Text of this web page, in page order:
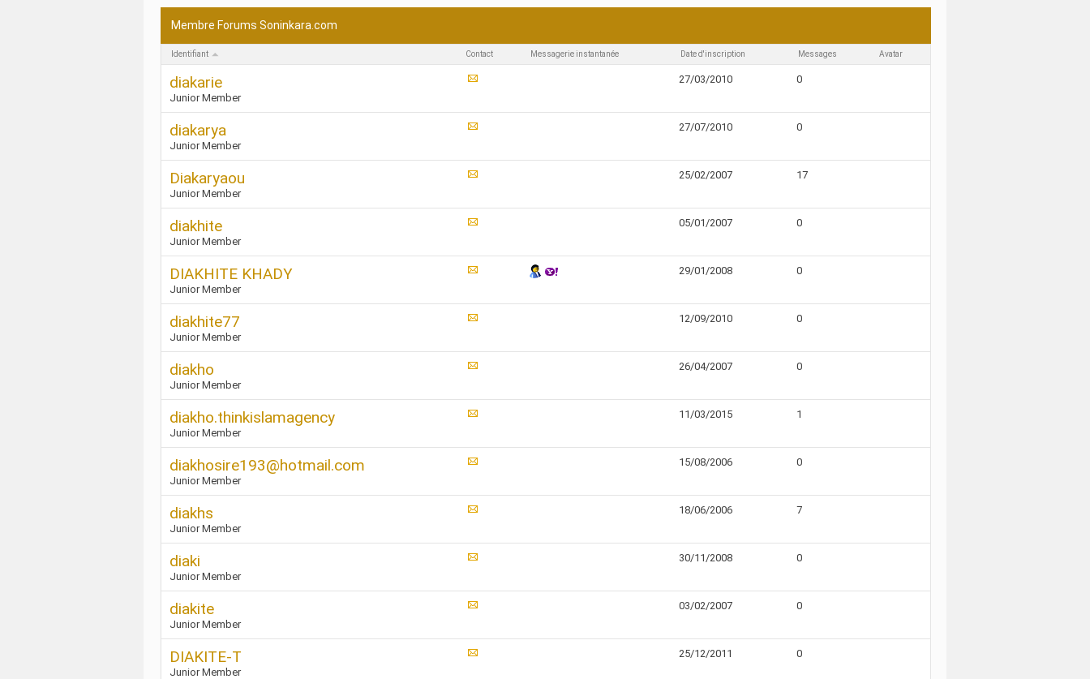
Membre Forums Soninkara.com
Identifiant Contact Messagerie instantanée Date d'inscription Messages Avatar
diakarie
Junior Member
27/03/2010 0
diakarya
Junior Member
27/07/2010 0
Diakaryaou
Junior Member
25/02/2007 17
diakhite
Junior Member
05/01/2007 0
DIAKHITE KHADY
Junior Member
29/01/2008 0
diakhite77
Junior Member
12/09/2010 0
diakho
Junior Member
26/04/2007 0
diakho.thinkislamagency
Junior Member
11/03/2015 1
diakhosire193@hotmail.com
Junior Member
15/08/2006 0
diakhs
Junior Member
18/06/2006 7
diaki
Junior Member
30/11/2008 0
diakite
Junior Member
03/02/2007 0
DIAKITE-T
Junior Member
25/12/2011 0